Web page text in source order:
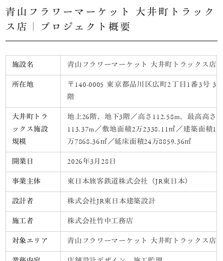
青山フラワーマーケット 大井町トラック
ス店｜プロジェクト概要
施設名 青山フラワーマーケット 大井町トラックス店
所在地
〒140-0005 東京都品川区広町2丁目1番3号 3
階
大井町トラ
ックス施設
規模
地上26階、地下3階／高さ112.58m、最高高さ
113.37m／敷地面積2万2338.11㎡／建築面積1
万7868.36㎡／延床面積24万8859.36㎡
開業日 2026年3月28日
事業主体 東日本旅客鉄道株式会社（JR東日本）
設計者 株式会社JR東日本建築設計
施工者 株式会社竹中工務店
対象エリア 青山フラワーマーケット 大井町トラックス店